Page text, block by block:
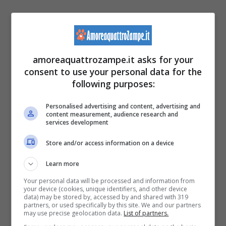
Coniglio Ariete
(foto Pixabay)
coniglio Ariete, sia il piccolo che il nano, è
amoreaquattrozampe.it asks for your
consent to use your personal data for the
following purposes:
Personalised advertising and content, advertising and
content measurement, audience research and
services development
Store and/or access information on a device
Learn more
Your personal data will be processed and information from
your device (cookies, unique identifiers, and other device
data) may be stored by, accessed by and shared with 319
partners, or used specifically by this site. We and our partners
may use precise geolocation data. List of partners.